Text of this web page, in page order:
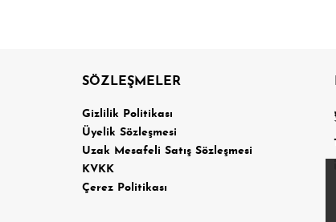
SÖZLEŞMELER
Gizlilik Politikası
Üyelik Sözleşmesi
Uzak Mesafeli Satış Sözleşmesi
KVKK
Çerez Politikası